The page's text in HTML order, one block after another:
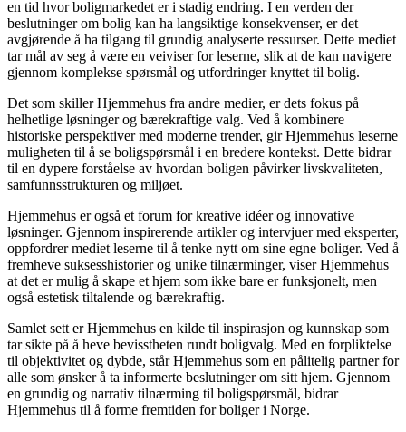
en tid hvor boligmarkedet er i stadig endring. I en verden der
beslutninger om bolig kan ha langsiktige konsekvenser, er det
avgjørende å ha tilgang til grundig analyserte ressurser. Dette mediet
tar mål av seg å være en veiviser for leserne, slik at de kan navigere
gjennom komplekse spørsmål og utfordringer knyttet til bolig.
Det som skiller Hjemmehus fra andre medier, er dets fokus på
helhetlige løsninger og bærekraftige valg. Ved å kombinere
historiske perspektiver med moderne trender, gir Hjemmehus leserne
muligheten til å se boligspørsmål i en bredere kontekst. Dette bidrar
til en dypere forståelse av hvordan boligen påvirker livskvaliteten,
samfunnsstrukturen og miljøet.
Hjemmehus er også et forum for kreative idéer og innovative
løsninger. Gjennom inspirerende artikler og intervjuer med eksperter,
oppfordrer mediet leserne til å tenke nytt om sine egne boliger. Ved å
fremheve suksesshistorier og unike tilnærminger, viser Hjemmehus
at det er mulig å skape et hjem som ikke bare er funksjonelt, men
også estetisk tiltalende og bærekraftig.
Samlet sett er Hjemmehus en kilde til inspirasjon og kunnskap som
tar sikte på å heve bevisstheten rundt boligvalg. Med en forpliktelse
til objektivitet og dybde, står Hjemmehus som en pålitelig partner for
alle som ønsker å ta informerte beslutninger om sitt hjem. Gjennom
en grundig og narrativ tilnærming til boligspørsmål, bidrar
Hjemmehus til å forme fremtiden for boliger i Norge.